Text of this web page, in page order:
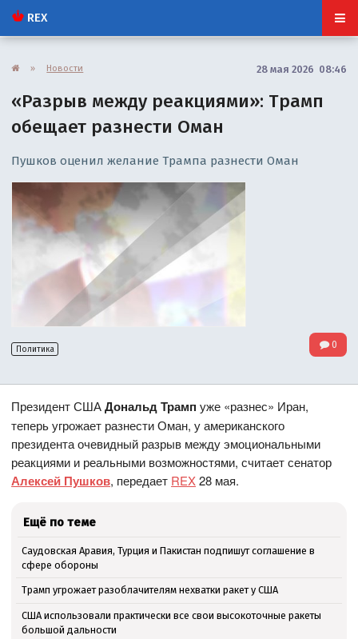
REX
» Новости 28 мая 2026 08:46
«Разрыв между реакциями»: Трамп
обещает разнести Оман
Пушков оценил желание Трампа разнести Оман
Политика 0
Президент СШАДональд Трамп уже «разнес» Иран,
теперь угрожает разнести Оман, у американского
президента очевидный разрыв между эмоциональными
реакциями и реальными возможностями, считает сенатор
Алексей Пушков, передает REX28 мая.
Ещё по теме
Саудовская Аравия, Турция и Пакистан подпишут соглашение в
сфере обороны
Трамп угрожает разоблачителям нехватки ракет у США
США использовали практически все свои высокоточные ракеты
большой дальности